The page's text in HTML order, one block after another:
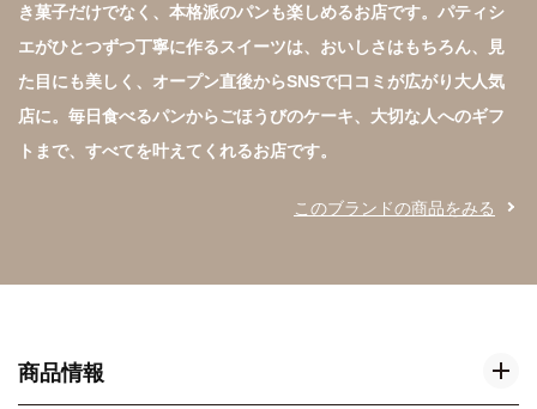
き菓子だけでなく、本格派のパンも楽しめるお店です。パティシ
エがひとつずつ丁寧に作るスイーツは、おいしさはもちろん、見
た目にも美しく、オープン直後からSNSで口コミが広がり大人気
店に。毎日食べるパンからごほうびのケーキ、大切な人へのギフ
トまで、すべてを叶えてくれるお店です。
このブランドの商品をみる
商品情報